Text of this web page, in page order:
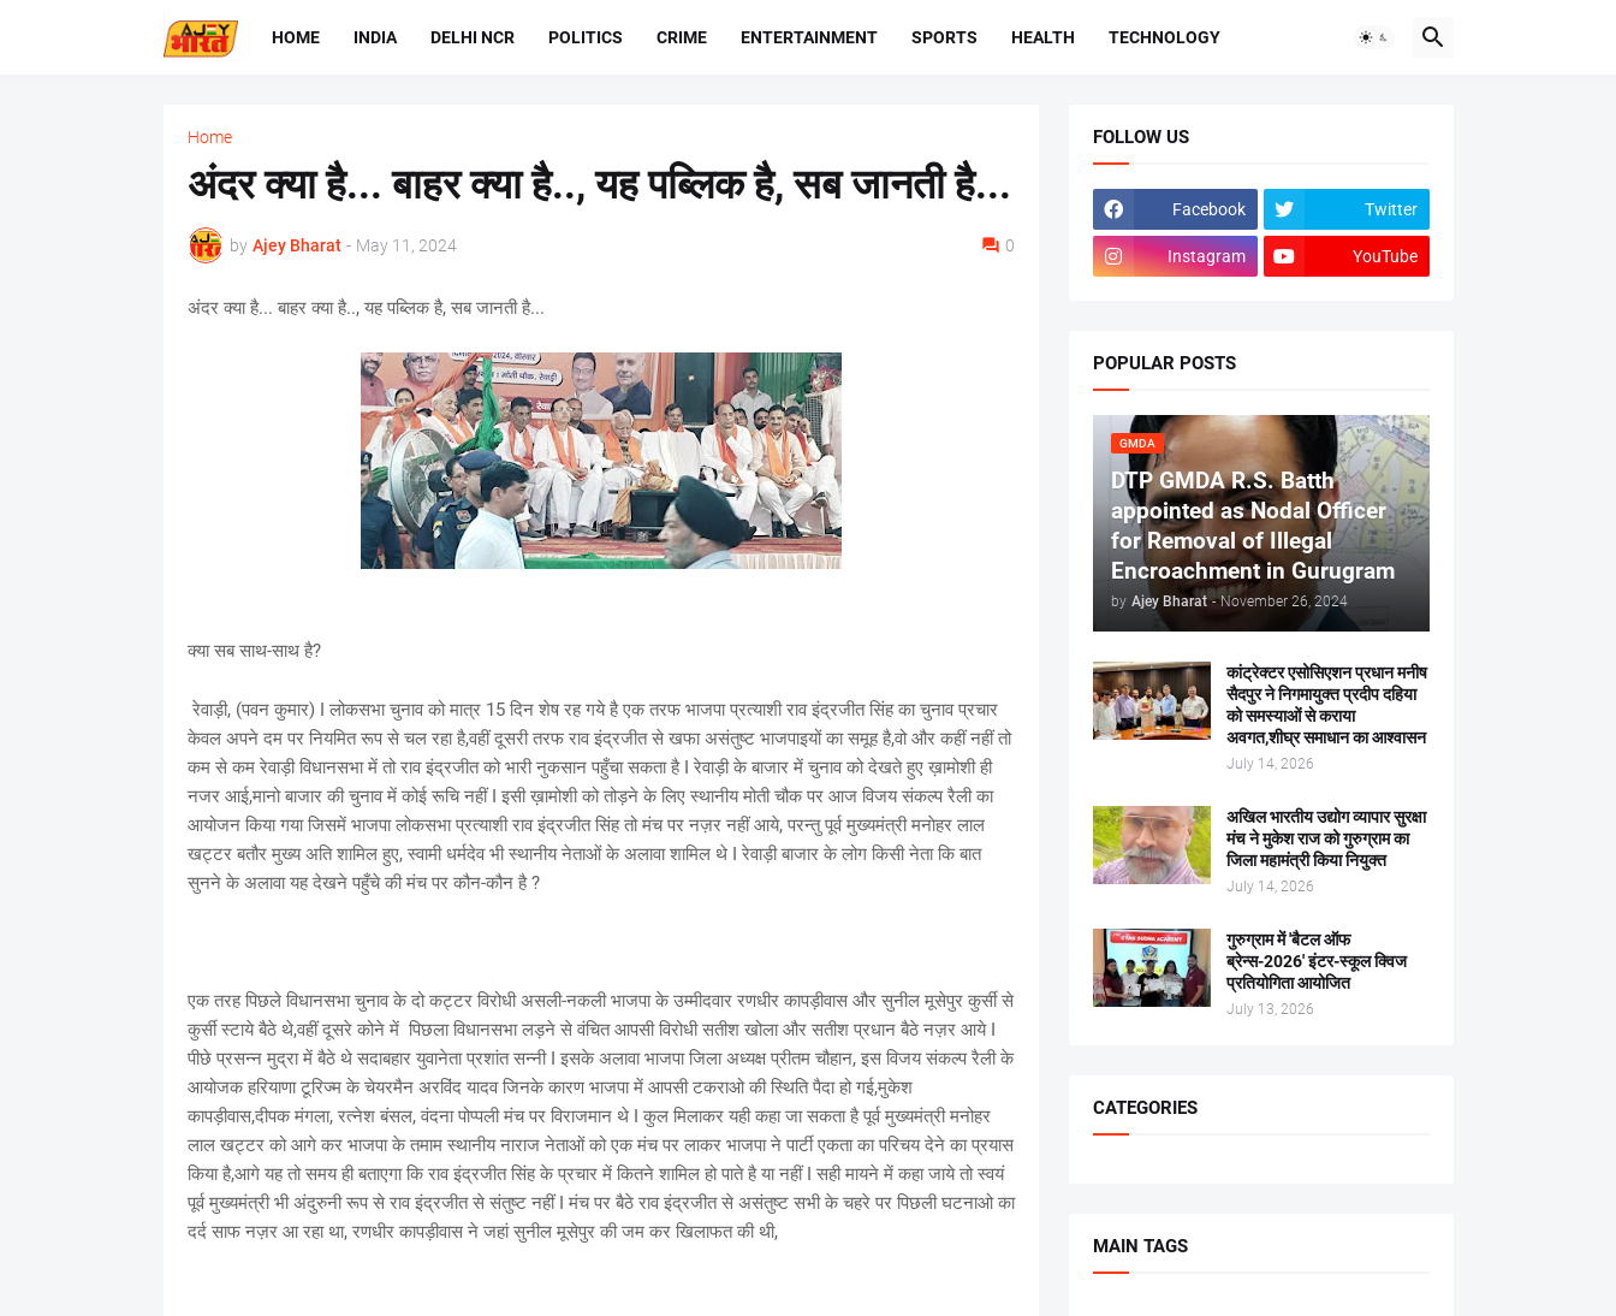
HOME INDIA DELHI NCR POLITICS CRIME ENTERTAINMENT SPORTS HEALTH TECHNOLOGY
Home
अंदर क्या है... बाहर क्या है.., यह पब्लिक है, सब जानती है...
by Ajey Bharat - May 11, 2024 0
अंदर क्या है... बाहर क्या है.., यह पब्लिक है, सब जानती है...
क्या सब साथ-साथ है?
रेवाड़ी, (पवन कुमार) I लोकसभा चुनाव को मात्र 15 दिन शेष रह गये है एक तरफ भाजपा प्रत्याशी राव इंद्रजीत सिंह का चुनाव प्रचार
केवल अपने दम पर नियमित रूप से चल रहा है,वहीं दूसरी तरफ राव इंद्रजीत से खफा असंतुष्ट भाजपाइयों का समूह है,वो और कहीं नहीं तो
कम से कम रेवाड़ी विधानसभा में तो राव इंद्रजीत को भारी नुकसान पहुँचा सकता है I रेवाड़ी के बाजार में चुनाव को देखते हुए ख़ामोशी ही
नजर आई,मानो बाजार की चुनाव में कोई रूचि नहीं I इसी ख़ामोशी को तोड़ने के लिए स्थानीय मोती चौक पर आज विजय संकल्प रैली का
आयोजन किया गया जिसमें भाजपा लोकसभा प्रत्याशी राव इंद्रजीत सिंह तो मंच पर नज़र नहीं आये, परन्तु पूर्व मुख्यमंत्री मनाेहर लाल
खट्टर बतौर मुख्य अति शामिल हुए, स्वामी धर्मदेव भी स्थानीय नेताओं के अलावा शामिल थे I रेवाड़ी बाजार के लोग किसी नेता कि बात
सुनने के अलावा यह देखने पहुँचे की मंच पर कौन-कौन है ?
एक तरह पिछले विधानसभा चुनाव के दो कट्टर विरोधी असली-नकली भाजपा के उम्मीदवार रणधीर कापड़ीवास और सुनील मूसेपुर कुर्सी से
कुर्सी स्टाये बैठे थे,वहीं दूसरे कोने में पिछला विधानसभा लड़ने से वंचित आपसी विरोधी सतीश खोला और सतीश प्रधान बैठे नज़र आये I
पीछे प्रसन्न मुद्रा में बैठे थे सदाबहार युवानेता प्रशांत सन्नी I इसके अलावा भाजपा जिला अध्यक्ष प्रीतम चौहान, इस विजय संकल्प रैली के
आयोजक हरियाणा टूरिज्म के चेयरमैन अरविंद यादव जिनके कारण भाजपा में आपसी टकराओ की स्थिति पैदा हो गई,मुकेश
कापड़ीवास,दीपक मंगला, रत्नेश बंसल, वंदना पोप्पली मंच पर विराजमान थे I कुल मिलाकर यही कहा जा सकता है पूर्व मुख्यमंत्री मनोहर
लाल खट्टर को आगे कर भाजपा के तमाम स्थानीय नाराज नेताओं को एक मंच पर लाकर भाजपा ने पार्टी एकता का परिचय देने का प्रयास
किया है,आगे यह तो समय ही बताएगा कि राव इंद्रजीत सिंह के प्रचार में कितने शामिल हो पाते है या नहीं I सही मायने में कहा जाये तो स्वयं
पूर्व मुख्यमंत्री भी अंदुरुनी रूप से राव इंद्रजीत से संतुष्ट नहीं I मंच पर बैठे राव इंद्रजीत से असंतुष्ट सभी के चहरे पर पिछली घटनाओ का
दर्द साफ नज़र आ रहा था, रणधीर कापड़ीवास ने जहां सुनील मूसेपुर की जम कर खिलाफत की थी,
FOLLOW US
Facebook Twitter
Instagram YouTube
POPULAR POSTS
GMDA
DTP GMDA R.S. Batth
appointed as Nodal Officer
for Removal of Illegal
Encroachment in Gurugram
by Ajey Bharat - November 26, 2024
कांट्रेक्टर एसोसिएशन प्रधान मनीष
सैदपुर ने निगमायुक्त प्रदीप दहिया
को समस्याओं से कराया
अवगत,शीघ्र समाधान का आश्वासन
July 14, 2026
अखिल भारतीय उद्योग व्यापार सुरक्षा
मंच ने मुकेश राज को गुरुग्राम का
जिला महामंत्री किया नियुक्त
July 14, 2026
गुरुग्राम में 'बैटल ऑफ
ब्रेन्स-2026' इंटर-स्कूल क्विज
प्रतियोगिता आयोजित
July 13, 2026
CATEGORIES
MAIN TAGS